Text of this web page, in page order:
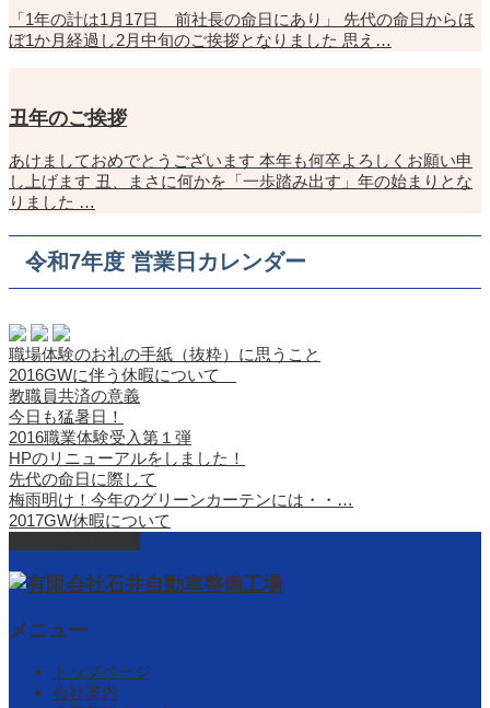
「1年の計は1月17日 前社長の命日にあり」 先代の命日からほ
ぼ1か月経過し2月中旬のご挨拶となりました 思え…
丑年のご挨拶
あけましておめでとうございます 本年も何卒よろしくお願い申
し上げます 丑、まさに何かを「一歩踏み出す」年の始まりとな
りました …
令和7年度 営業日カレンダー
職場体験のお礼の手紙（抜粋）に思うこと
2016GWに伴う休暇について
教職員共済の意義
今日も猛暑日！
2016職業体験受入第１弾
HPのリニューアルをしました！
先代の命日に際して
梅雨明け！今年のグリーンカーテンには・・…
2017GW休暇について
メニュー
トップページ
会社案内